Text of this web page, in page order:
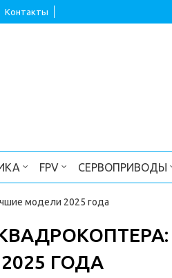
Контакты
FPV СЕРВОПРИВОДЫ
модели 2025 года
ГОДА